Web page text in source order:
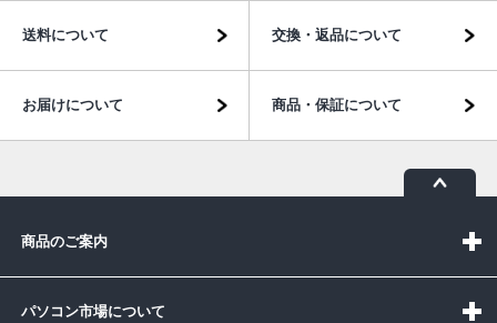
送料について 交換・返品について
お届けについて 商品・保証について
商品のご案内
パソコン市場について